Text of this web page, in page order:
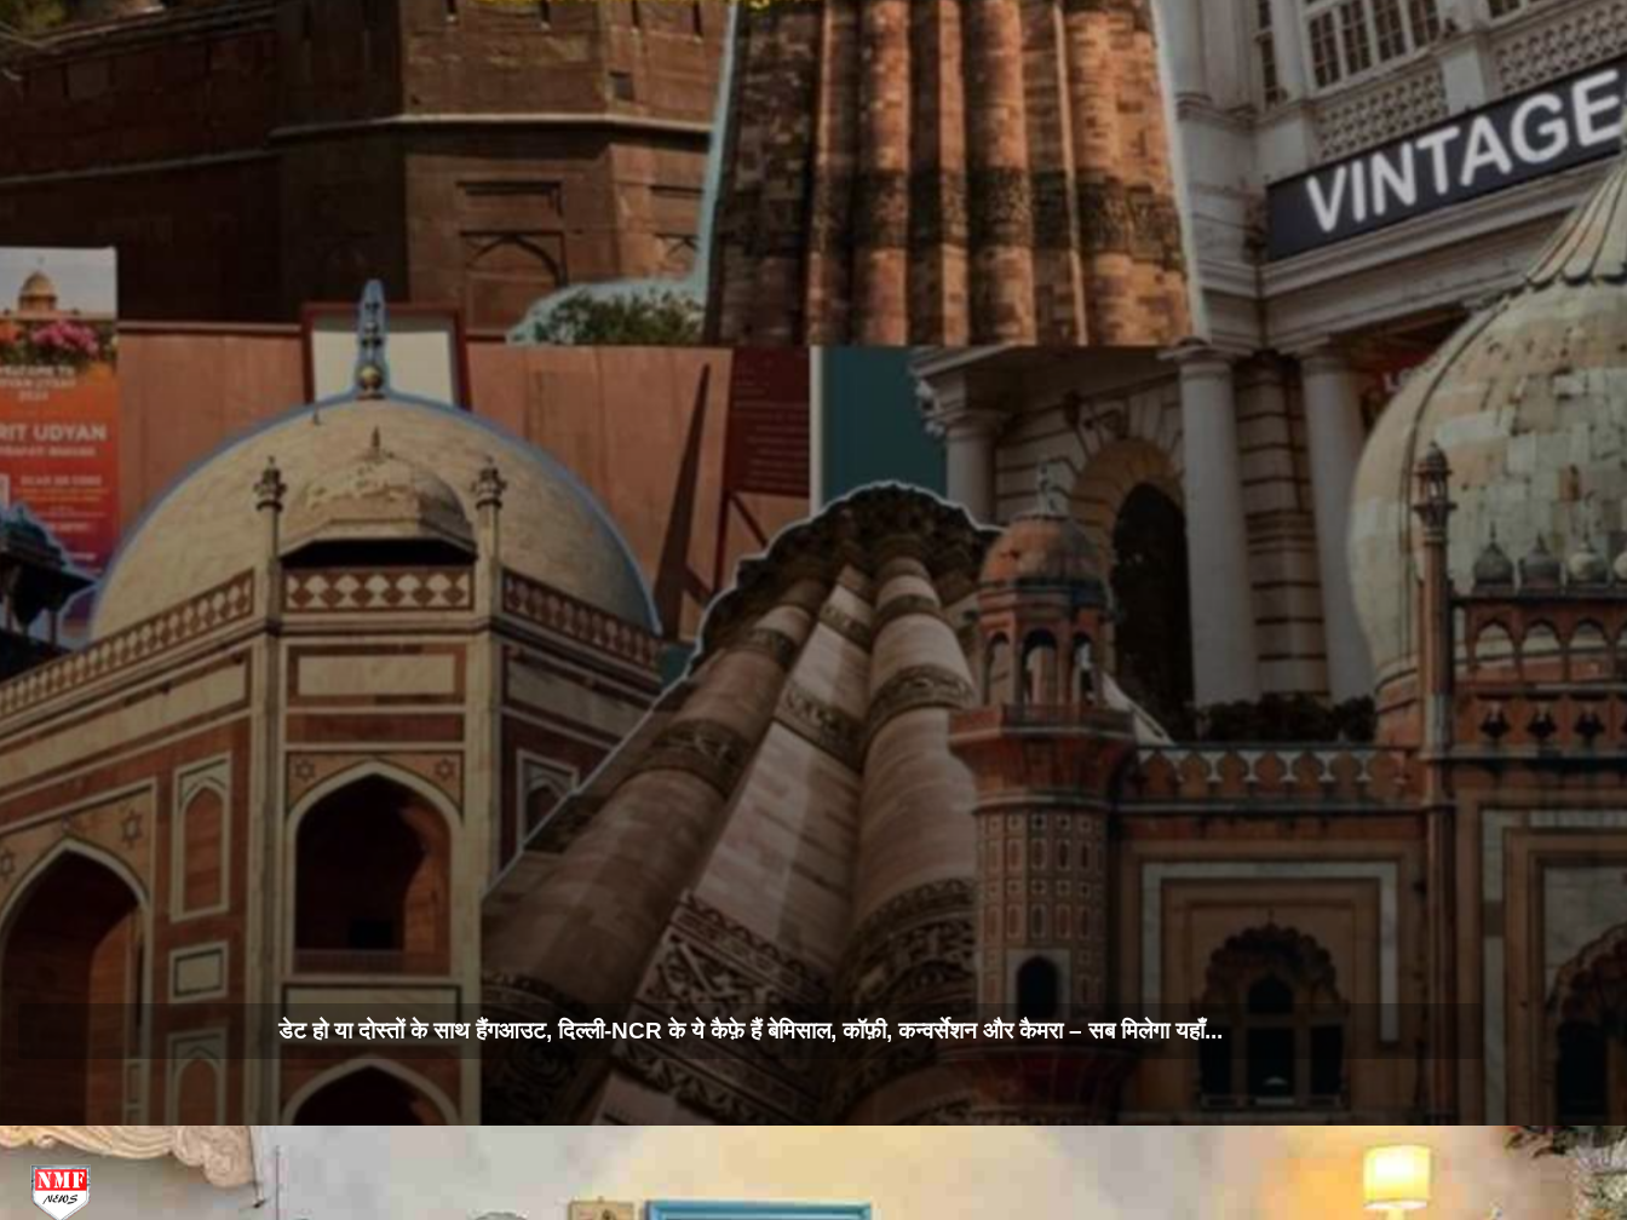
डेट हो या दोस्तों के साथ हैंगआउट, दिल्ली-NCR के ये कैफ़े हैं बेमिसाल, कॉफ़ी, कन्वर्सेशन और कैमरा – सब मिलेगा यहाँ...